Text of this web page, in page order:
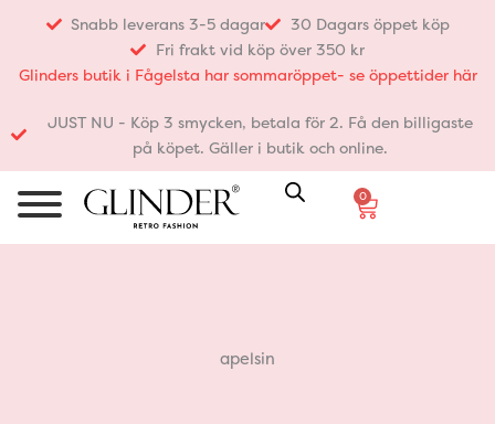
innehåll
Snabb leverans 3-5 dagar
30 Dagars öppet köp
Fri frakt vid köp över 350 kr
Glinders butik i Fågelsta har sommaröppet- se öppettider här
JUST NU - Köp 3 smycken, betala för 2. Få den billigaste
på köpet. Gäller i butik och online.
0
Varukorg
apelsin